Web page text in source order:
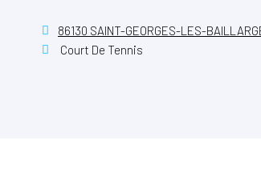
86130 SAINT-GEORGES-LES-
Court De Tennis